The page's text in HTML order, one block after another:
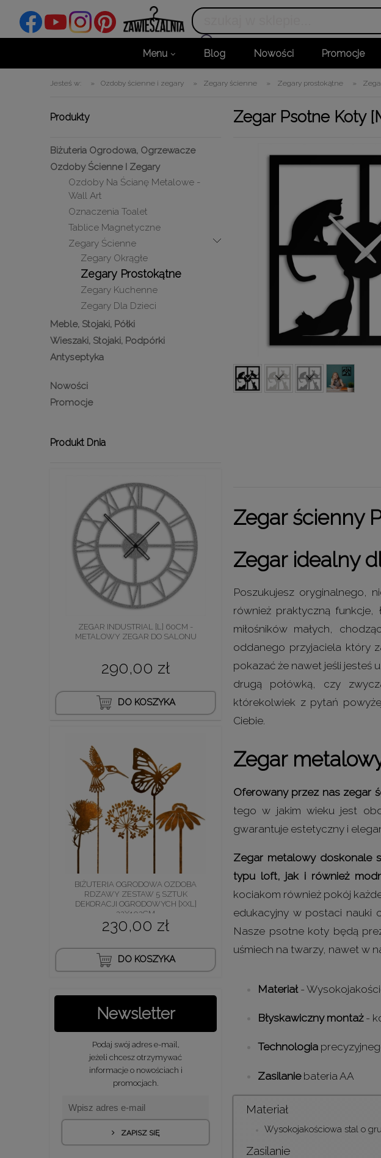
Menu Blog Nowości Promocje
Jesteś w: » Ozdoby ścienne i zegary » Zegary ścienne » Zegary prostokątne »
Produkty
Biżuteria Ogrodowa, Ogrzewacze
Ozdoby Ścienne I Zegary
Ozdoby Na Ścianę Metalowe -
Wall Art
Oznaczenia Toalet
Tablice Magnetyczne
Zegary Ścienne
Zegary Okrągłe
Zegary Prostokątne
Zegary Kuchenne
Zegary Dla Dzieci
Meble, Stojaki, Półki
Wieszaki, Stojaki, Podpórki
Antyseptyka
Nowości
Promocje
Produkt Dnia
ZEGAR INDUSTRIAL [L] 60CM -
METALOWY ZEGAR DO SALONU
290,00 zł
DO KOSZYKA
BIŻUTERIA OGRODOWA OZDOBA
RDZAWY ZESTAW 5 SZTUK
DEKORACJI OGRODOWYCH [XXL]
22X102CM
230,00 zł
DO KOSZYKA
Newsletter
Podaj swój adres e-mail,
jeżeli chcesz otrzymywać
informacje o nowościach i
promocjach.
ZAPISZ SIĘ
Zegar Psotne Koty
Zegar ścienny
Zegar idealny
Poszukujesz oryginalnego,
również praktyczną
miłośników małych,
oddanego przyjaciela który
pokazać że nawet jeśli jesteś
drugą połówką, czy
którekolwiek z pytań
Ciebie.
Zegar
Oferowany przez nas zegar
tego w jakim wieku jest
gwarantuje estetyczny i
Zegar metalowy doskonale
typu loft, jak i również
kociakom również pokój
edukacyjny w postaci nauki
Nasze psotne koty będą
uśmiech na twarzy, nawet w
Materiał-
Błyskawiczny montaż-
Technologia
Zasilaniebateria AA
Materiał
Wysokojakościowa stal o
Zasilanie